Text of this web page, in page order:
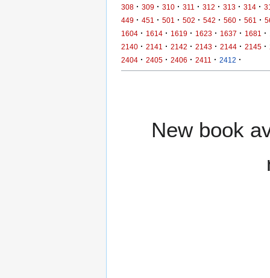
308 · 309 · 310 · 311 · 312 · 313 · 314 ·
449 · 451 · 501 · 502 · 542 · 560 · 561 ·
1604 · 1614 · 1619 · 1623 · 1637 · 1681 ·
2140 · 2141 · 2142 · 2143 · 2144 · 2145 ·
2404 · 2405 · 2406 · 2411 · 2412 ·
New book